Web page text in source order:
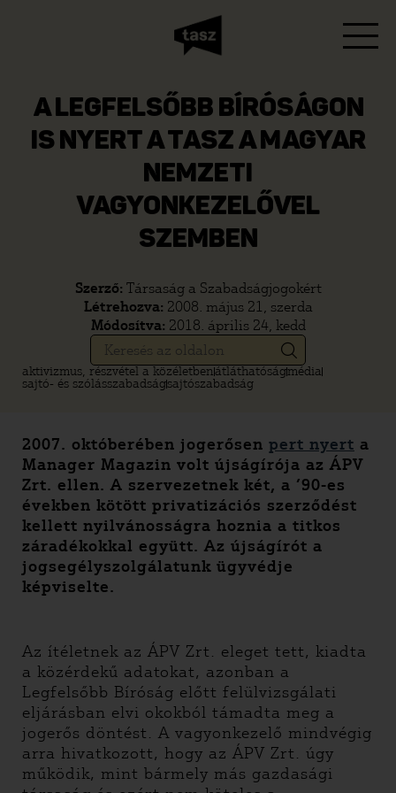
A LEGFELSŐBB BÍRÓSÁGON
IS NYERT A TASZ A MAGYAR
NEMZETI
VAGYONKEZELŐVEL
SZEMBEN
Szerző: Társaság a Szabadságjogokért
Létrehozva: 2008. május 21, szerda
Módosítva: 2018. április 24, kedd
aktivizmus, részvétel a közéletbenátláthatóságmédia
sajtó- és szólásszabadságsajtószabadság
2007. októberében jogerősen pert nyert a
Manager Magazin volt újságírója az ÁPV
Zrt. ellen. A szervezetnek két, a ’90-es
években kötött privatizációs szerződést
kellett nyilvánosságra hoznia a titkos
záradékokkal együtt. Az újságírót a
jogsegélyszolgálatunk ügyvédje
képviselte.
Az ítéletnek az ÁPV Zrt. eleget tett, kiadta
a közérdekű adatokat, azonban a
Legfelsőbb Bíróság előtt felülvizsgálati
eljárásban elvi okokból támadta meg a
jogerős döntést. A vagyonkezelő mindvégig
arra hivatkozott, hogy az ÁPV Zrt. úgy
működik, mint bármely más gazdasági